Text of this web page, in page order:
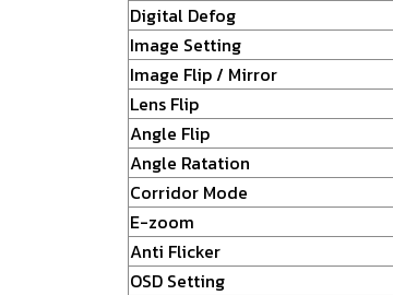
Digital Defog
Image Setting
Image Flip / Mirror
Lens Flip
Angle Flip
Angle Ratation
Corridor Mode
E-zoom
Anti Flicker
OSD Setting